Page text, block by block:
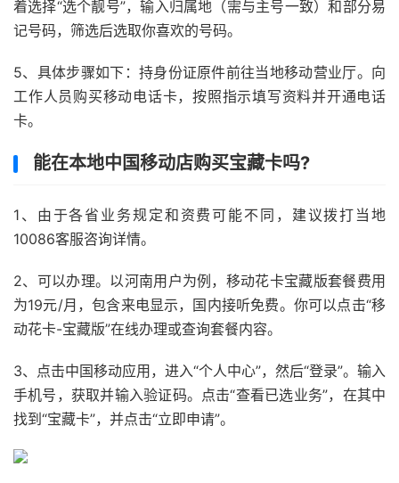
着选择“选个靓号”，输入归属地（需与主号一致）和部分易
记号码，筛选后选取你喜欢的号码。
5、具体步骤如下：持身份证原件前往当地移动营业厅。向
工作人员购买移动电话卡，按照指示填写资料并开通电话
卡。
能在本地中国移动店购买宝藏卡吗?
1、由于各省业务规定和资费可能不同，建议拨打当地
10086客服咨询详情。
2、可以办理。以河南用户为例，移动花卡宝藏版套餐费用
为19元/月，包含来电显示，国内接听免费。你可以点击“移
动花卡-宝藏版”在线办理或查询套餐内容。
3、点击中国移动应用，进入“个人中心”，然后“登录”。输入
手机号，获取并输入验证码。点击“查看已选业务”，在其中
找到“宝藏卡”，并点击“立即申请”。